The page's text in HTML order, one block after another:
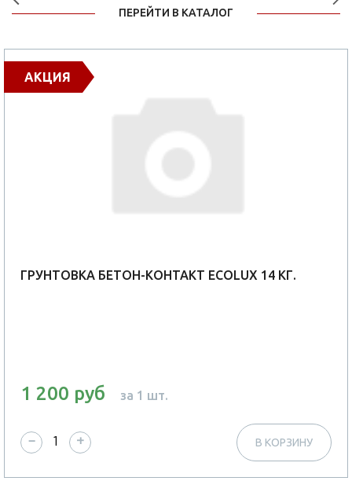
ПЕРЕЙТИ В КАТАЛОГ
АКЦИЯ
ГРУНТОВКА БЕТОН-КОНТАКТ ECOLUX 14 КГ.
1 200 руб за 1 шт.
− + В КОРЗИНУ